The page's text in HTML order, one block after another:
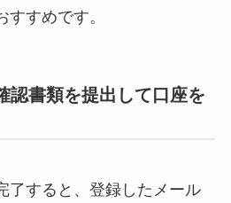
すめです。
認書類を提出して口座を
了すると、登録したメール